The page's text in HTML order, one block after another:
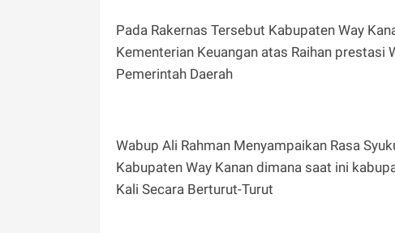
Pada Rakernas Tersebut Kabupaten Way
Kementerian Keuangan atas Raihan
Pemerintah Daerah
Wabup Ali Rahman Menyampaikan Rasa
Kabupaten Way Kanan dimana saat ini
Kali Secara Berturut-Turut